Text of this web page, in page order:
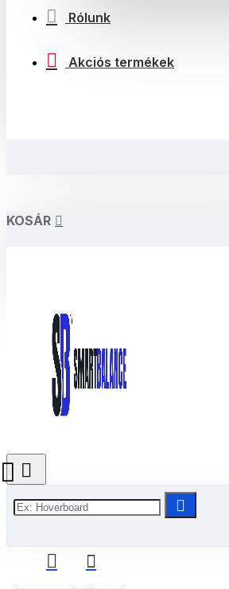
Rólunk
Akciós termékek
KOSÁR